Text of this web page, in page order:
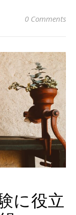
0 Comments
に役立